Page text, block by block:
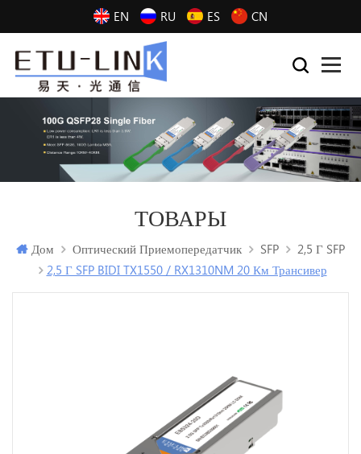
EN RU ES CN
ТОВАРЫ
Дом Оптический Приемопередатчик SFP
2,5 Г SFP
2,5 Г SFP BIDI TX1550 / RX1310NM 20 Км Трансивер